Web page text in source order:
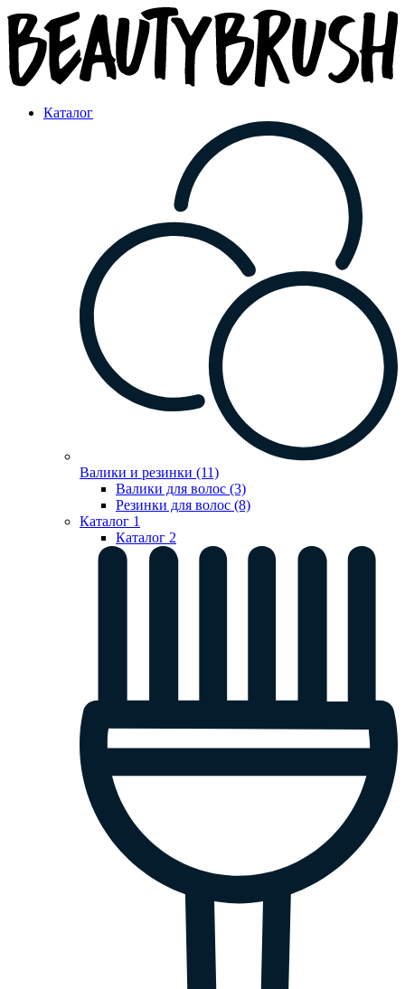
Каталог
Валики и резинки (11)
Валики для волос (3)
Резинки для волос (8)
Каталог 1
Каталог 2